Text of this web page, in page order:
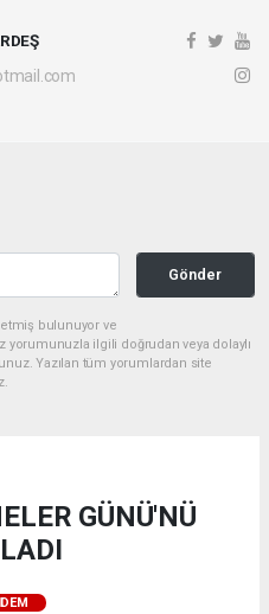
Gönder
etmiş bulunuyor ve
yorumunuzla ilgili doğrudan veya dolaylı
Yazılan tüm yorumlardan site
GÜNÜ'NÜ